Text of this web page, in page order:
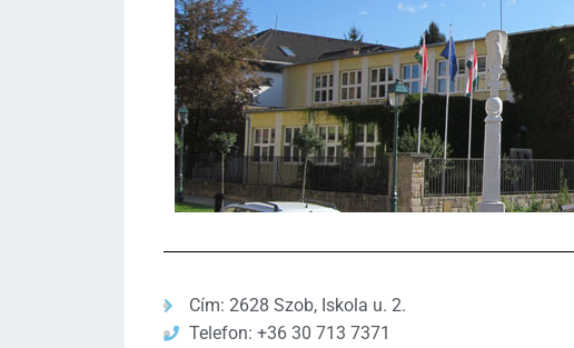
Cím: 2628 Szob, Iskola u. 2.
Telefon: +36 30 713 7371